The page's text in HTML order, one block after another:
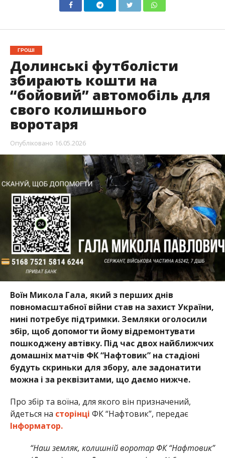
ГРОШІ
Долинські футболісти
збирають кошти на
“бойовий” автомобіль для
свого колишнього
воротаря
Опубліковано 16.05.2026
Воїн Микола Гала, який з перших днів
повномасштабної війни став на захист України,
нині потребує підтримки. Земляки оголосили
збір, щоб допомогти йому відремонтувати
пошкоджену автівку. Під час двох найближчих
домашніх матчів ФК “Нафтовик” на стадіоні
будуть скриньки для збору, але задонатити
можна і за реквізитами, що даємо нижче.
Про збір та воїна, для якого він призначений,
йдеться на сторінці ФК “Нафтовик”, передає
Інформатор.
“Наш земляк, колишній воротар ФК “Нафтовик”